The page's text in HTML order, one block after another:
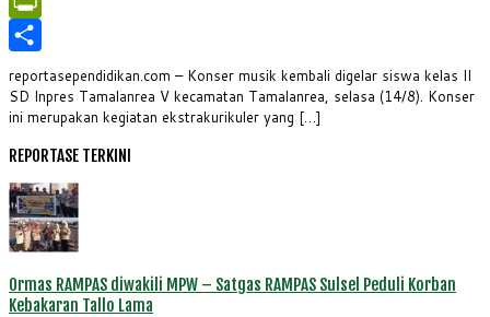
PrintFriendly
Share
reportasependidikan.com – Konser musik kembali digelar siswa kelas II
SD Inpres Tamalanrea V kecamatan Tamalanrea, selasa (14/8). Konser
ini merupakan kegiatan ekstrakurikuler yang […]
REPORTASE TERKINI
Ormas RAMPAS diwakili MPW – Satgas RAMPAS Sulsel Peduli Korban
Kebakaran Tallo Lama